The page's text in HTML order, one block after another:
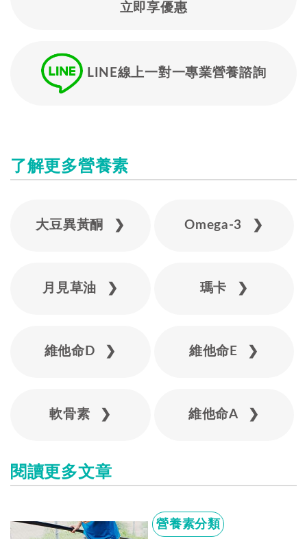
立即享優惠
LINE線上一對一專業營養諮詢
了解更多營養素
大豆異黃酮 ❯ Omega-3 ❯
月見草油 ❯ 瑪卡 ❯
維他命D ❯ 維他命E ❯
軟骨素 ❯ 維他命A ❯
閱讀更多文章
營養素分類